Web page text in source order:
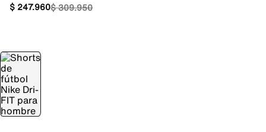
$309.950
$ 247.960